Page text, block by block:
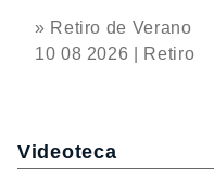
» Retiro de Verano
10 08 2026 | Retiro
Videoteca